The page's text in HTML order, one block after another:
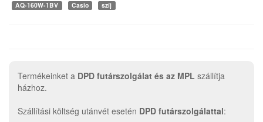
AQ-160W-1BV Casio szíj
Termékeinket a DPD futárszolgálat és az MPL szállítja
házhoz.
Szállítási költség utánvét esetén DPD futárszolgálattal: